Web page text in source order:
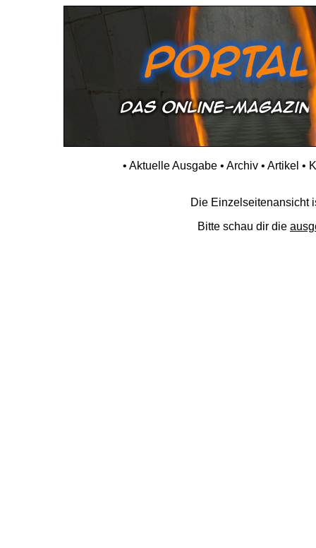
• Aktuelle Ausgabe• Archiv• Artikel •
Die Einzelseitenansicht
Bitte schau dir die